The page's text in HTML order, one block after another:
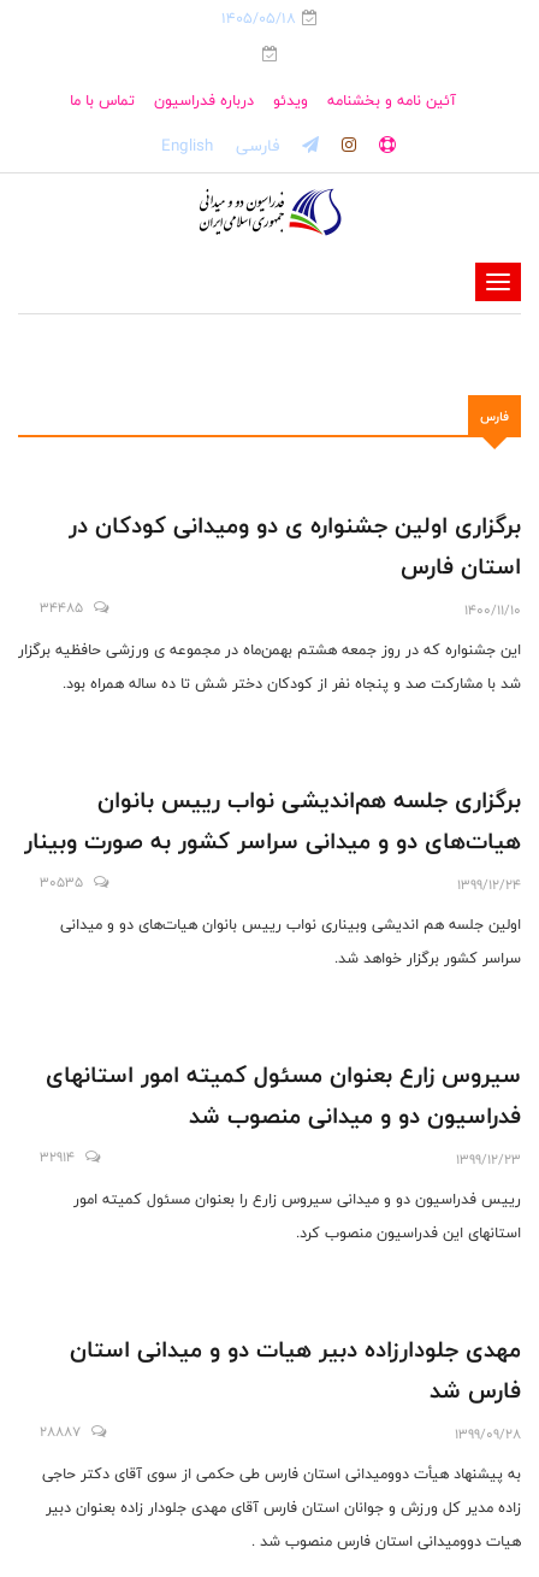
1405/05/18
آئین نامه و بخشنامه ویدئو درباره فدراسیون تماس با ما
فارسی English
-
-
-
-
-
فارس
برگزاری اولین جشنواره ی دو ومیدانی کودکان در
استان فارس
1400/11/10
34485
این جشنواره که در روز جمعه هشتم بهمن‌ماه در مجموعه ی ورزشی حافظیه برگزار
شد با مشارکت صد و پنجاه نفر از کودکان دختر شش تا ده ساله همراه بود.
برگزاری جلسه هم‌اندیشی نواب رییس بانوان
هیات‌های دو و میدانی سراسر کشور به صورت وبینار
1399/12/24
30535
اولین جلسه هم اندیشی وبیناری نواب رییس بانوان هیات‌های دو و میدانی
سراسر کشور برگزار خواهد شد.
سیروس زارع بعنوان مسئول کمیته امور استانهای
فدراسیون دو و میدانی منصوب شد
1399/12/23
32914
رییس فدراسیون دو و میدانی سیروس زارع را بعنوان مسئول کمیته امور
استانهای این فدراسیون منصوب کرد.
مهدی جلودارزاده دبیر هیات دو و میدانی استان
فارس شد
1399/09/28
28887
به پیشنهاد هیأت دوومیدانی استان فارس طی حکمی از سوی آقای دکتر حاجی
زاده مدیر کل ورزش و جوانان استان فارس آقای مهدی جلودار زاده بعنوان دبیر
هیات دوومیدانی استان فارس منصوب شد .